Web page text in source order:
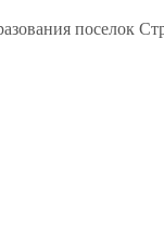
поселок